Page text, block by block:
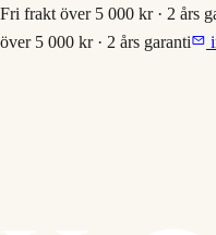
Fri frakt över 5 000 kr · 2 års
över 5 000 kr · 2 års garanti